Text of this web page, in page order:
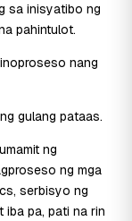
sa inisyatibo ng
pahintulot.
nang
gulang pataas.
ng
ng mga
serbisyo ng
iba pa, pati na rin